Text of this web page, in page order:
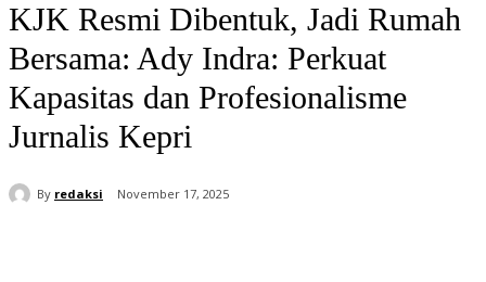
KJK Resmi Dibentuk, Jadi Rumah
Bersama: Ady Indra: Perkuat
Kapasitas dan Profesionalisme
Jurnalis Kepri
By redaksi November 17, 2025